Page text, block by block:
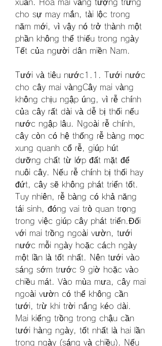
xuân. Hoa mai vàng tượng trưng
cho sự may mắn, tài lộc trong
năm mới, vì vậy nó trở thành một
phần không thể thiếu trong ngày
Tết của người dân miền Nam.
Tưới và tiêu nước1.1. Tưới nước
cho cây mai vàngCây mai vàng
không chịu ngập úng, vì rễ chính
của cây rất dài và dễ bị thối nếu
nước ngập lâu. Ngoài rễ chính,
cây còn có hệ thống rễ bàng mọc
xung quanh cổ rễ, giúp hút
dưỡng chất từ lớp đất mặt để
nuôi cây. Nếu rễ chính bị thối hay
đứt, cây sẽ không phát triển tốt.
Tuy nhiên, rễ bàng có khả năng
tái sinh, đóng vai trò quan trọng
trong việc giúp cây phát triển.Đối
với mai trồng ngoài vườn, tưới
nước mỗi ngày hoặc cách ngày
một lần là tốt nhất. Nên tưới vào
sáng sớm trước 9 giờ hoặc vào
chiều mát. Vào mùa mưa, cây mai
ngoài vườn có thể không cần
tưới, trừ khi trời nắng kéo dài.
Mai kiểng trồng trong chậu cần
tưới hàng ngày, tốt nhất là hai lần
trong ngày (sáng và chiều). Nếu